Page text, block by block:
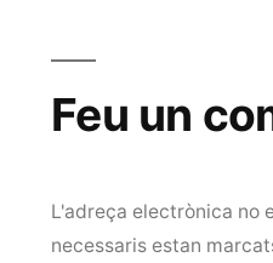
Feu un
L'adreça electrònica no
necessaris estan